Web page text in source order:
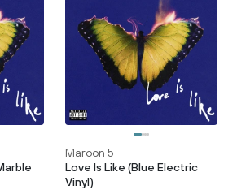
Maroon 5
Love Is Like (Blue Electric
Vinyl)